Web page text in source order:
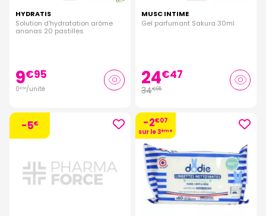
HYDRATIS
Solution d'hydratation arôme
ananas 20 pastilles
9€95
0€50/unité
MUSC INTIME
Gel parfumant Sakura 30ml
24€47
34€95
-5€ -2€07
sur le 3ème